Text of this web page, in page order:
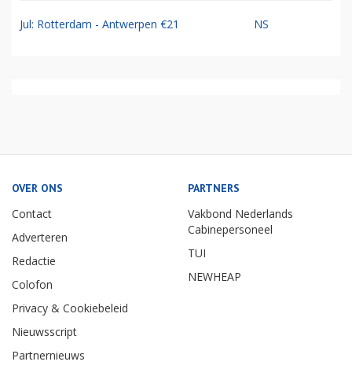
Jul: Rotterdam - Antwerpen €21 NS
OVER ONS
Contact
Adverteren
Redactie
Colofon
Privacy & Cookiebeleid
Nieuwsscript
Partnernieuws
PARTNERS
Vakbond Nederlands
Cabinepersoneel
TUI
NEWHEAP